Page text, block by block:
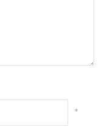
*